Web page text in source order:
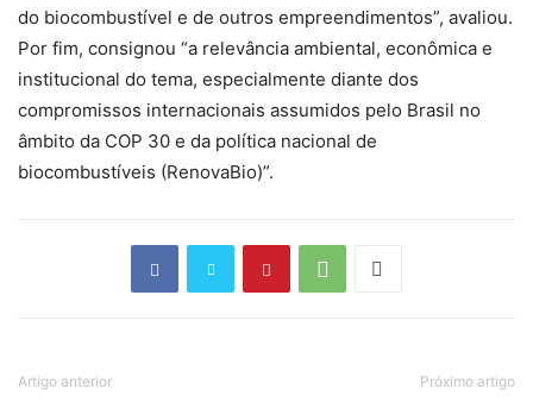
do biocombustível e de outros empreendimentos”, avaliou.
Por fim, consignou “a relevância ambiental, econômica e
institucional do tema, especialmente diante dos
compromissos internacionais assumidos pelo Brasil no
âmbito da COP 30 e da política nacional de
biocombustíveis (RenovaBio)”.
Artigo anterior Próximo artigo